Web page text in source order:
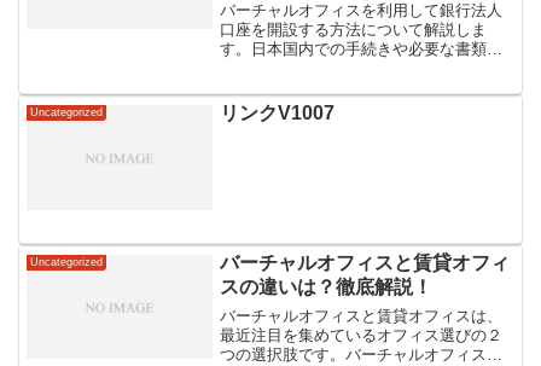
バーチャルオフィスを利用して銀行法人
口座を開設する方法について解説しま
す。日本国内での手続きや必要な書類、
め、煩雑な書類の提出や面倒な通院をす
る必要はありません。バーチ...
Uncategorized リンクV1007
Uncategorized
バーチャルオフィスと賃貸オフィ
スの違いは？徹底解説！
バーチャルオフィスと賃貸オフィスは、
最近注目を集めているオフィス選びの２
つの選択肢です。バーチャルオフィス